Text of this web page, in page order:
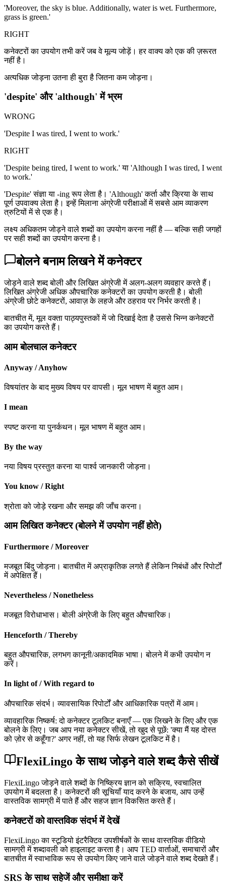
'Moreover, the sky is blue. Additionally, water is wet. Furthermore,
grass is green.'
RIGHT
कनेक्टरों का उपयोग तभी करें जब वे मूल्य जोड़ें। हर वाक्य को एक की ज़रूरत
नहीं है।
अत्यधिक जोड़ना उतना ही बुरा है जितना कम जोड़ना।
'despite' और 'although' में भ्रम
WRONG
'Despite I was tired, I went to work.'
RIGHT
'Despite being tired, I went to work.' या 'Although I was tired, I went
to work.'
'Despite' संज्ञा या -ing रूप लेता है। 'Although' कर्ता और क्रिया के साथ
पूर्ण उपवाक्य लेता है। इन्हें मिलाना अंग्रेजी परीक्षाओं में सबसे आम व्याकरण
त्रुटियों में से एक है।
लक्ष्य अधिकतम जोड़ने वाले शब्दों का उपयोग करना नहीं है — बल्कि सही जगहों
पर सही शब्दों का उपयोग करना है।
बोलने बनाम लिखने में कनेक्टर
जोड़ने वाले शब्द बोली और लिखित अंग्रेजी में अलग-अलग व्यवहार करते हैं।
लिखित अंग्रेजी अधिक औपचारिक कनेक्टरों का उपयोग करती है। बोली
अंग्रेजी छोटे कनेक्टरों, आवाज़ के लहजे और ठहराव पर निर्भर करती है।
बातचीत में, मूल वक्ता पाठ्यपुस्तकों में जो दिखाई देता है उससे भिन्न कनेक्टरों
का उपयोग करते हैं।
आम बोलचाल कनेक्टर
Anyway / Anyhow
विषयांतर के बाद मुख्य विषय पर वापसी। मूल भाषण में बहुत आम।
I mean
स्पष्ट करना या पुनर्कथन। मूल भाषण में बहुत आम।
By the way
नया विषय प्रस्तुत करना या पार्श्व जानकारी जोड़ना।
You know / Right
श्रोता को जोड़े रखना और समझ की जाँच करना।
आम लिखित कनेक्टर (बोलने में उपयोग नहीं होते)
Furthermore / Moreover
मजबूत बिंदु जोड़ना। बातचीत में अप्राकृतिक लगते हैं लेकिन निबंधों और रिपोर्टों
में अपेक्षित हैं।
Nevertheless / Nonetheless
मजबूत विरोधाभास। बोली अंग्रेजी के लिए बहुत औपचारिक।
Henceforth / Thereby
बहुत औपचारिक, लगभग कानूनी/अकादमिक भाषा। बोलने में कभी उपयोग न
करें।
In light of / With regard to
औपचारिक संदर्भ। व्यावसायिक रिपोर्टों और आधिकारिक पत्रों में आम।
व्यावहारिक निष्कर्ष: दो कनेक्टर टूलकिट बनाएँ — एक लिखने के लिए और एक
बोलने के लिए। जब आप नया कनेक्टर सीखें, तो खुद से पूछें: 'क्या मैं यह दोस्त
को ज़ोर से कहूँगा?' अगर नहीं, तो यह सिर्फ लेखन टूलकिट में है।
FlexiLingo के साथ जोड़ने वाले शब्द कैसे सीखें
FlexiLingo जोड़ने वाले शब्दों के निष्क्रिय ज्ञान को सक्रिय, स्वचालित
उपयोग में बदलता है। कनेक्टरों की सूचियाँ याद करने के बजाय, आप उन्हें
वास्तविक सामग्री में पाते हैं और सहज ज्ञान विकसित करते हैं।
कनेक्टरों को वास्तविक संदर्भ में देखें
FlexiLingo का स्टूडियो इंटरैक्टिव उपशीर्षकों के साथ वास्तविक वीडियो
सामग्री में शब्दावली को हाइलाइट करता है। आप TED वार्ताओं, समाचारों और
बातचीत में स्वाभाविक रूप से उपयोग किए जाने वाले जोड़ने वाले शब्द देखते हैं।
SRS के साथ सहेजें और समीक्षा करें